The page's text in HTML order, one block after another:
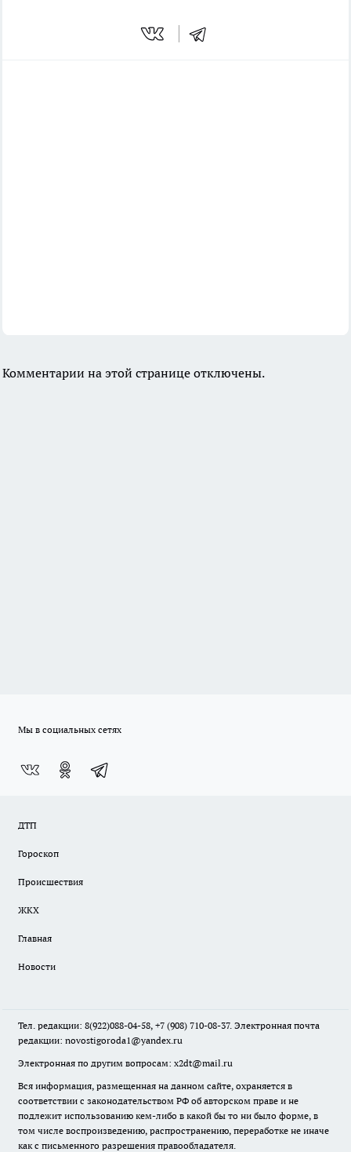
Комментарии на этой странице отключены.
Мы в социальных сетях
ДТП
Гороскоп
Происшествия
ЖКХ
Главная
Новости
Тел. редакции: 8(922)088-04-58, +7 (908) 710-08-37. Электронная почта
редакции: novostigoroda1@yandex.ru
Электронная по другим вопросам: x2dt@mail.ru
Вся информация, размещенная на данном сайте, охраняется в
соответствии с законодательством РФ об авторском праве и не
подлежит использованию кем-либо в какой бы то ни было форме, в
том числе воспроизведению, распространению, переработке не иначе
как с письменного разрешения правообладателя.